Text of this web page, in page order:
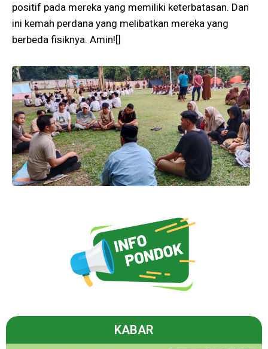
positif pada mereka yang memiliki keterbatasan. Dan
ini kemah perdana yang melibatkan mereka yang
berbeda fisiknya. Amin![]
KABAR